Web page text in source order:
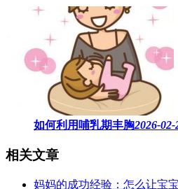
如何利用哺乳期丰胸2026-02-
相关文章
妈妈的成功经验：怎么让宝